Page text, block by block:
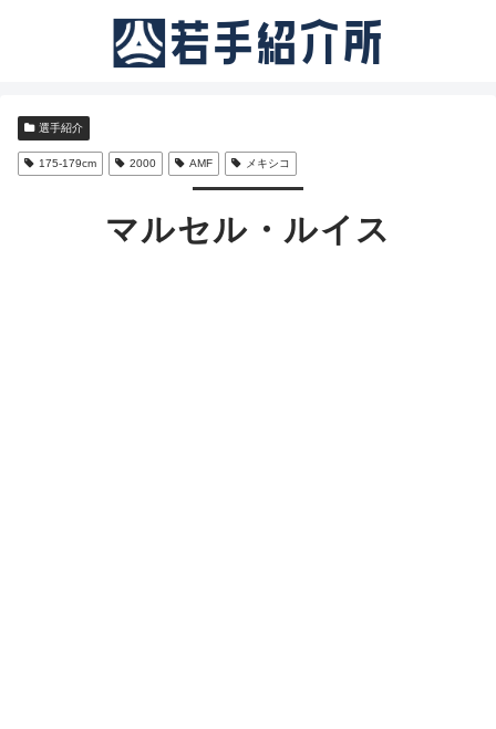
選手紹介
175-179cm 2000 AMF メキシコ
マルセル・ルイス